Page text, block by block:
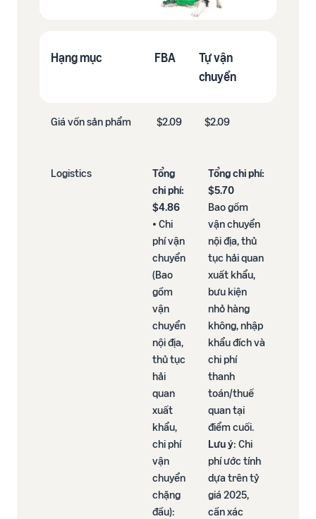
Hạng mục FBA
Tự vận
chuyển
Giá vốn sản phẩm​
$2.09
$2.09
Logistics​
Tổng
chi phí:
$4.86​
• Chi
phí vận
chuyển
(Bao
gồm
vận
chuyển
nội địa,
thủ tục
hải
quan
xuất
khẩu,
chi phí
vận
chuyển
chặng
đầu):
Tổng chi phí:
$5.70
Bao gồm
vận chuyển
nội địa, thủ
tục hải quan
xuất khẩu,
bưu kiện
nhỏ hàng
không, nhập
khẩu đích và
chi phí
thanh
toán/thuế
quan tại
điểm cuối.
Lưu ý: Chi
phí ước tính
dựa trên tỷ
giá 2025,
cần xác